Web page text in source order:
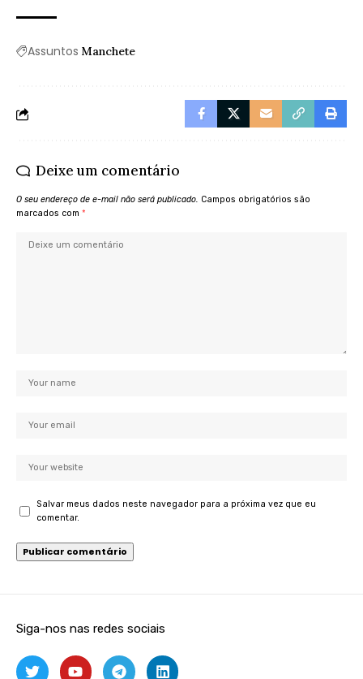
Assuntos Manchete
Deixe um comentário
O seu endereço de e-mail não será publicado. Campos obrigatórios são
marcados com *
Salvar meus dados neste navegador para a próxima vez que eu
comentar.
Siga-nos nas redes sociais